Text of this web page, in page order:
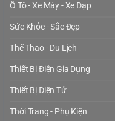
Ô Tô - Xe Máy - Xe Đạp
Sức Khỏe - Sắc Đẹp
Thể Thao - Du Lịch
Thiết Bị Điện Gia Dụng
Thiết Bị Điện Tử
Thời Trang - Phụ Kiện